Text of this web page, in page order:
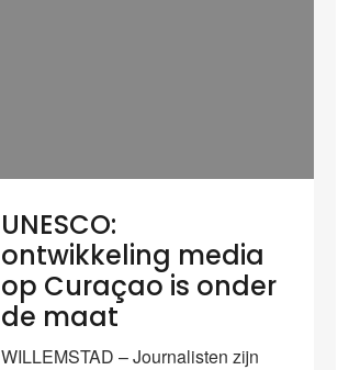
UNESCO:
ontwikkeling media
op Curaçao is onder
de maat
WILLEMSTAD – Journalisten zijn